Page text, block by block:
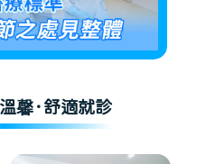
馨·舒適就診